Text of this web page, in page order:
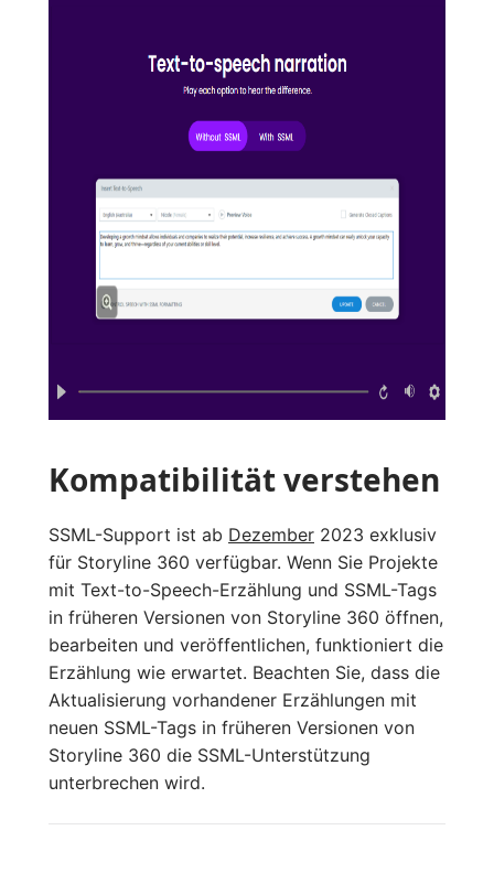
Kompatibilität verstehen
SSML-Support ist ab Dezember 2023 exklusiv
für Storyline 360 verfügbar. Wenn Sie Projekte
mit Text-to-Speech-Erzählung und SSML-Tags
in früheren Versionen von Storyline 360 öffnen,
bearbeiten und veröffentlichen, funktioniert die
Erzählung wie erwartet. Beachten Sie, dass die
Aktualisierung vorhandener Erzählungen mit
neuen SSML-Tags in früheren Versionen von
Storyline 360 die SSML-Unterstützung
unterbrechen wird.